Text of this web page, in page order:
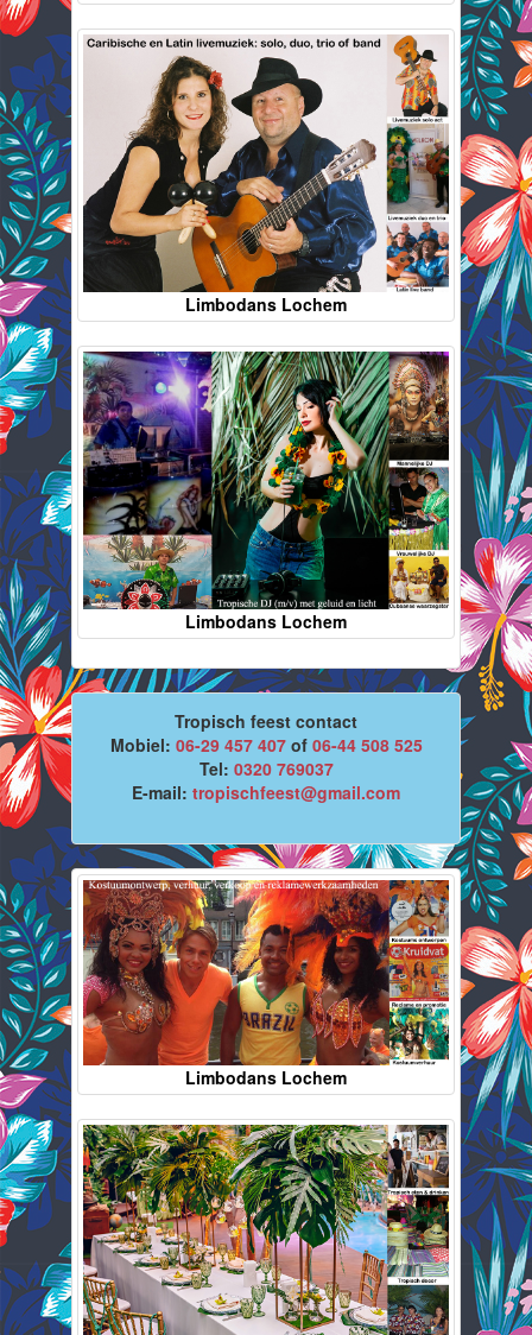
Limbodans Lochem
Limbodans Lochem
Tropisch feest contact
Mobiel: 06-29 457 407of 06-44 508 525
Tel: 0320 769037
E-mail: tropischfeest@gmail.com
Limbodans Lochem